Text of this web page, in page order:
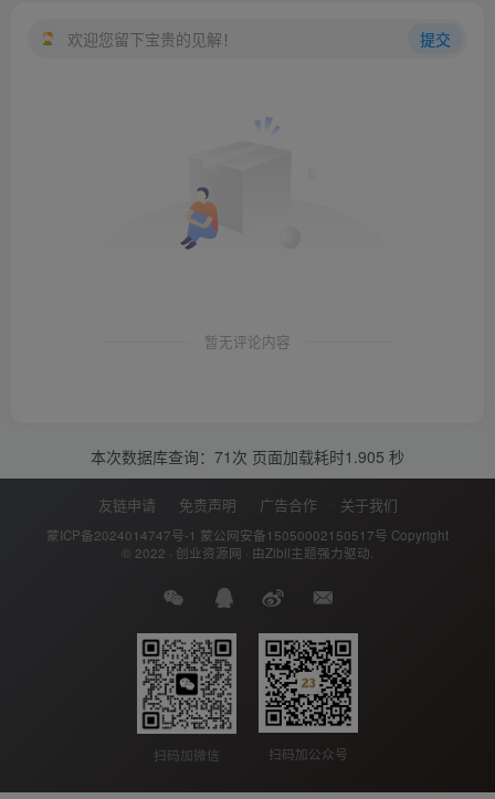
欢迎您留下宝贵的见解！ 提交
暂无评论内容
本次数据库查询：71次 页面加载耗时1.905 秒
友链申请 免责声明 广告合作 关于我们
蒙ICP备2024014747号-1 蒙公网安备15050002150517号 Copyright
© 2022 · 创业资源网 · 由Zibll主题强力驱动.
扫码加微信 扫码加公众号